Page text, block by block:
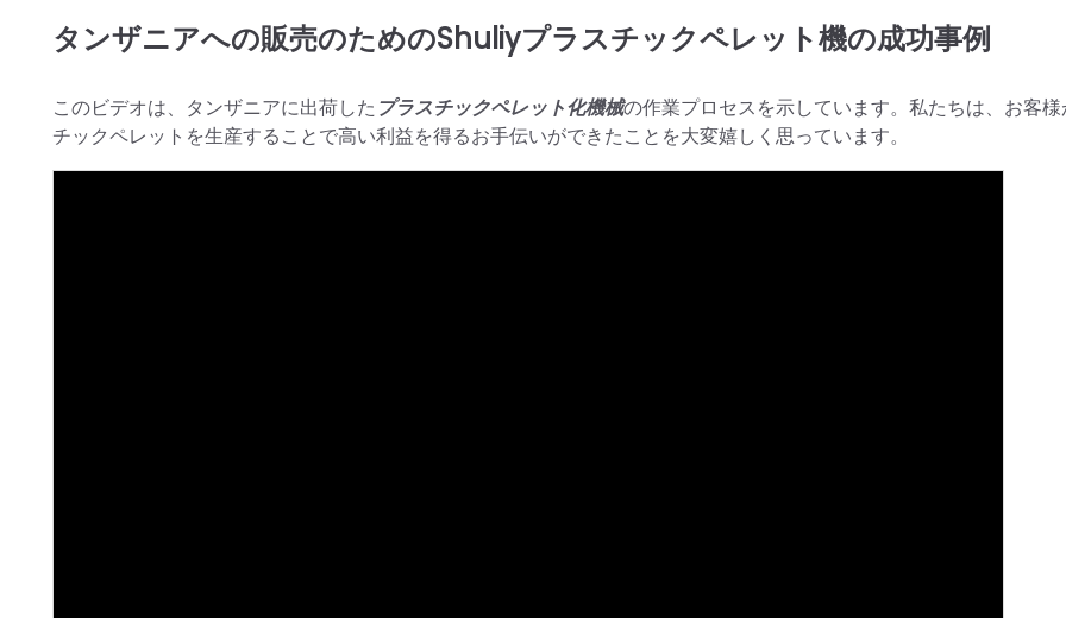
タンザニアへの販売のためのShuliyプラスチックペレット機の成功事例
このビデオは、タンザニアに出荷した プラスチックペレット化機械の作業プロセスを示しています。私たちは、お客
チックペレットを生産することで高い利益を得るお手伝いができたことを大変嬉しく思っています。